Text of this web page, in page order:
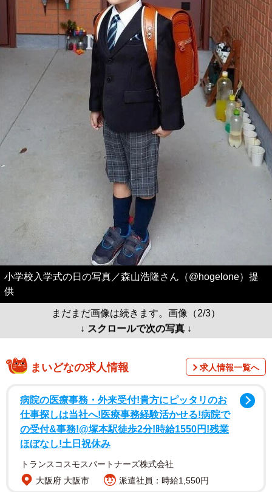
小学校入学式の日の写真／森山浩隆さん（@hogelone）提
供
まだまだ画像は続きます。画像（2/3）
↓ スクロールで次の写真 ↓
まいどなの求人情報 求人情報一覧へ
病院の医療事務・外来受付!貴方にピッタリのお
仕事探しは当社へ!医療事務経験活かせる!病院で
の受付&事務!@塚本駅徒歩2分!時給1550円!残業
ほぼなし!土日祝休み
トランスコスモスパートナーズ株式会社
大阪府 大阪市
派遣社員：時給1,550円